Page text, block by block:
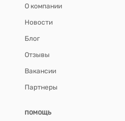
О компании
Новости
Блог
Отзывы
Вакансии
Партнеры
ПОМОЩЬ